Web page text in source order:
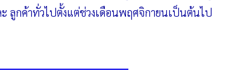
ลูกค้าทั่วไปตั้งแต่ช่วงเดือนพฤศจิกายนเป็นต้นไป